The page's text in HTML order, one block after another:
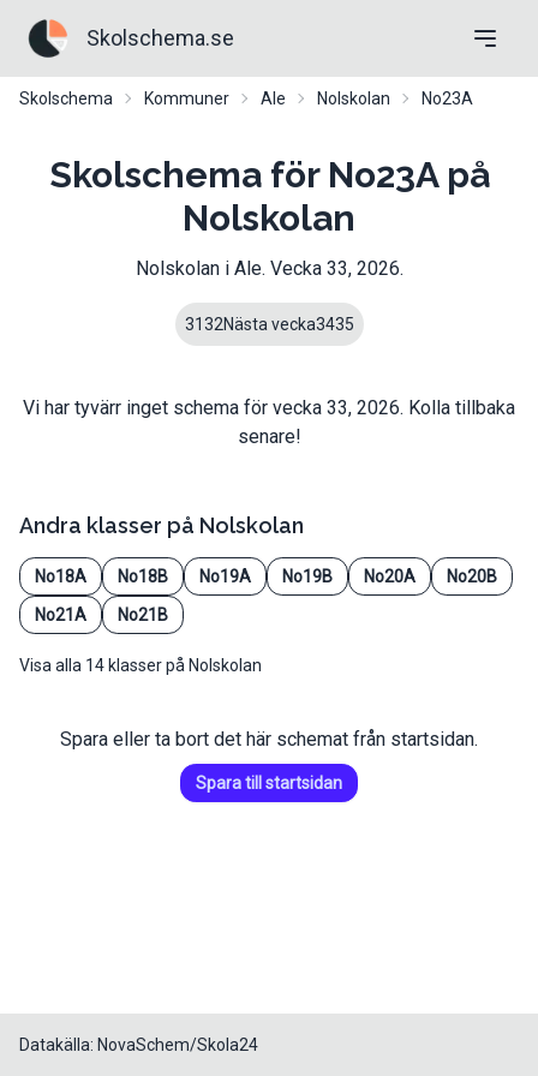
Skolschema.se
Skolschema Kommuner Ale Nolskolan No23A
Skolschema för No23A på
Nolskolan
Nolskolani Ale. Vecka 33, 2026.
3132Nästa vecka3435
Vi har tyvärr inget schema för vecka 33, 2026. Kolla tillbaka
senare!
Andra klasser på Nolskolan
No18A No18B No19A No19B No20A
No20B
No21A
No21B
Visa alla 14 klasser på Nolskolan
Spara eller ta bort det här schemat från startsidan.
Spara till startsidan
Datakälla: NovaSchem/Skola24